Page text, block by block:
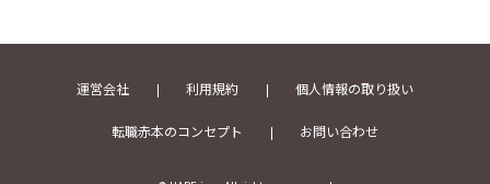
運営会社 利用規約 個人情報の取り扱い
転職赤本のコンセプト お問い合わせ